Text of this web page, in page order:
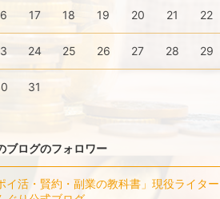
17 18 19 20 21 22
24 25 26 27 28 29
31
ブログのフォロワー
イ活・賢約・副業の教科書」現役ライター